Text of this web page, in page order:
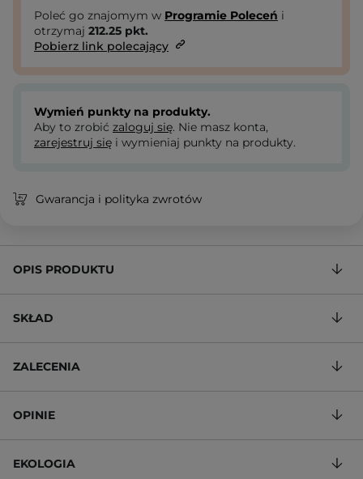
Poleć go znajomym w Programie Poleceń i
otrzymaj 212.25 pkt.
Pobierz link polecający
Wymień punkty na produkty.
Aby to zrobić zaloguj się. Nie masz konta,
zarejestruj się i wymieniaj punkty na produkty.
Gwarancja i polityka zwrotów
OPIS PRODUKTU
SKŁAD
ZALECENIA
OPINIE
EKOLOGIA